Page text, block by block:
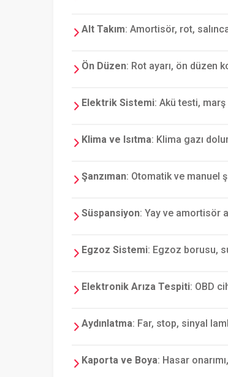
Alt Takım: Amortisör, rot,
Ön Düzen: Rot ayarı, ön düzen
Elektrik Sistemi: Akü testi,
Klima ve Isıtma: Klima gazı
Şanzıman: Otomatik ve manuel
Süspansiyon: Yay ve amortisör
Egzoz Sistemi: Egzoz borusu,
Elektronik Arıza Tespiti: OBD
Aydınlatma: Far, stop, sinyal
Kaporta ve Boya: Hasar